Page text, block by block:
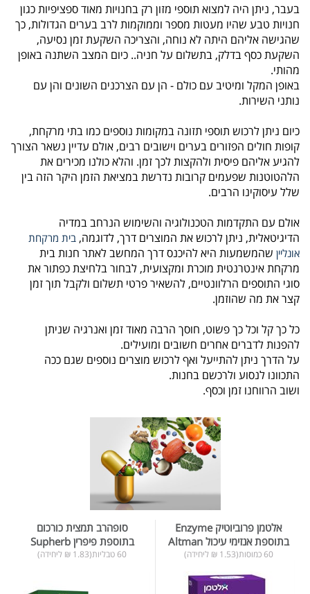
בעבר, ניתן היה למצוא תוספי מזון רק בחנויות מאוד ספציפיות כגון
חנויות טבע שהיו מעטות מספר וממוקמות לרב בערים הגדולות, כך
שהגישה אליהם היתה לא נוחה, והצריכה השקעת זמן נסיעה,
השקעת כסף בדלק, בתשלום על חניה.. כיום המצב השתנה באופן
מהותי.
באופן המקל ומיטיב עם כולם - הן עם הצרכנים השונים והן עם
נותני השירות.
כיום ניתן לרכוש תוספי תזונה במקומות נוספים כמו בתי מרקחת,
קופות חולים הפזורים בערים וישובים רבים, אולם עדיין נשאר הצורך
להגיע אליהם פיסית ולהקצות לכך זמן. והלא כולנו מכירים את
הלהטוטנות שפעמים קרובות נדרשת במציאת הזמן היקר הזה בין
שלל עיסוקינו הרבים.
אולם עם התקדמות הטכנולוגיה והשימוש הנרחב במדיה
הדיגיטאלית, ניתן לרכוש את המוצרים דרך, לדוגמה, בית מרקחת
אונליין שהמשמעות היא להיכנס דרך המחשב לאתר חנות בית
מרקחת אינטרנטית מוכרת ומקצועית, לבחור בלחיצת כפתור את
סוגי התוספים הרלוונטיים, להשאיר פרטי תשלום ולקבל תוך זמן
קצר את מה שהוזמן.
כל כך קל וכל כך פשוט, חוסך הרבה מאוד זמן ואנרגיה שניתן
להפנות לדברים אחרים חשובים ומועילים.
על הדרך ניתן להתייעל ואף לרכוש מוצרים נוספים שגם ככה
התכוונו לנסוע ולרכשם בחנות.
ושוב הרווחנו זמן וכסף.
אלטמן פרוביוטיק Enzyme
בתוספת אנזימי עיכול Altman
60 כמוסות(1.53 ₪ ליחידה)
סופהרב תמצית כורכום
בתוספת פיפרין Supherb
60 טבליות(1.83 ₪ ליחידה)